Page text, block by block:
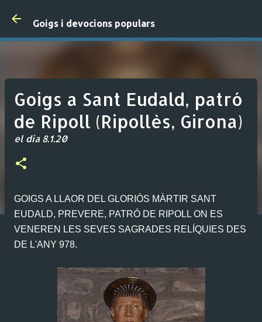
Goigs i devocions populars
Goigs a Sant Eudald, patró
de Ripoll (Ripollès, Girona)
el dia8.1.20
GOIGS A LLAOR DEL GLORIÓS MÀRTIR SANT
EUDALD, PREVERE, PATRÓ DE RIPOLL ON ES
VENEREN LES SEVES SAGRADES RELÍQUIES DES
DE L'ANY 978.